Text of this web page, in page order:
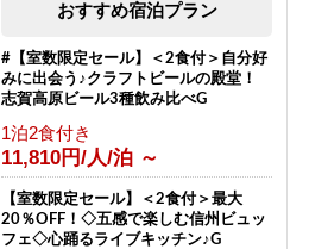
おすすめ宿泊プラン
#【室数限定セール】＜2食付＞自分好
みに出会う♪クラフトビールの殿堂！
志賀高原ビール3種飲み比べG
1泊2食付き
11,810円/人/泊 ～
【室数限定セール】＜2食付＞最大
20％OFF！◇五感で楽しむ信州ビュッ
フェ◇心踊るライブキッチン♪G